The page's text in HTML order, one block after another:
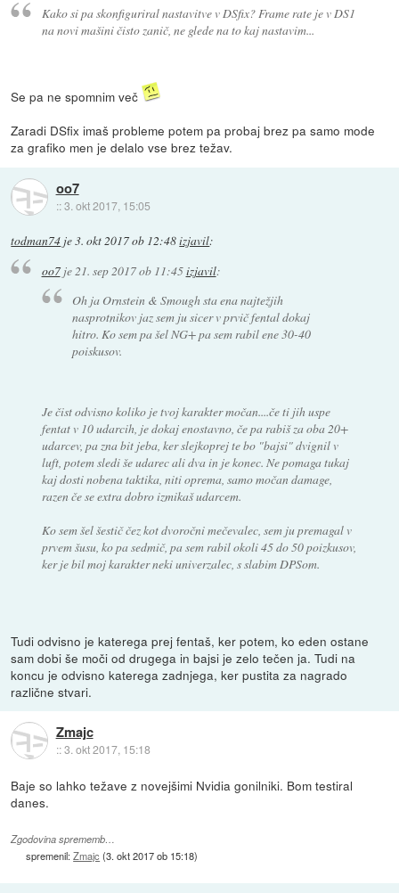
Kako si pa skonfiguriral nastavitve v DSfix? Frame rate je v DS1
na novi mašini čisto zanič, ne glede na to kaj nastavim...
Se pa ne spomnim več
Zaradi DSfix imaš probleme potem pa probaj brez pa samo mode
za grafiko men je delalo vse brez težav.
oo7
::3. okt 2017, 15:05
todman74 je3. okt 2017 ob 12:48izjavil:
oo7je21. sep 2017 ob 11:45izjavil:
Oh ja Ornstein & Smough sta ena najtežjih
nasprotnikov jaz sem ju sicer v prvič fental dokaj
hitro. Ko sem pa šel NG+ pa sem rabil ene 30-40
poiskusov.
Je čist odvisno koliko je tvoj karakter močan....če ti jih uspe
fentat v 10 udarcih, je dokaj enostavno, če pa rabiš za oba 20+
udarcev, pa zna bit jeba, ker slejkoprej te bo "bajsi" dvignil v
luft, potem sledi še udarec ali dva in je konec. Ne pomaga tukaj
kaj dosti nobena taktika, niti oprema, samo močan damage,
razen če se extra dobro izmikaš udarcem.
Ko sem šel šestič čez kot dvoročni mečevalec, sem ju premagal v
prvem šusu, ko pa sedmič, pa sem rabil okoli 45 do 50 poizkusov,
ker je bil moj karakter neki univerzalec, s slabim DPSom.
Tudi odvisno je katerega prej fentaš, ker potem, ko eden ostane
sam dobi še moči od drugega in bajsi je zelo tečen ja. Tudi na
koncu je odvisno katerega zadnjega, ker pustita za nagrado
različne stvari.
Zmajc
::3. okt 2017, 15:18
Baje so lahko težave z novejšimi Nvidia gonilniki. Bom testiral
danes.
Zgodovina sprememb…
spremenil:Zmajc (3. okt 2017 ob 15:18)